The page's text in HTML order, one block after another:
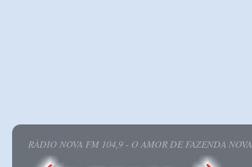
RÁDIO NOVA FM 104,9 - O AMOR DE FAZENDA NOVA